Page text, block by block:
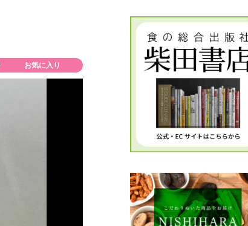
お気に入り